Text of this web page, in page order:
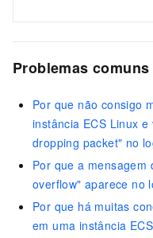
Problemas
Por que não consigo
instância ECS Linux
dropping packet" no
Por que a
overflow" aparece no
Por que há muitas
em uma instância